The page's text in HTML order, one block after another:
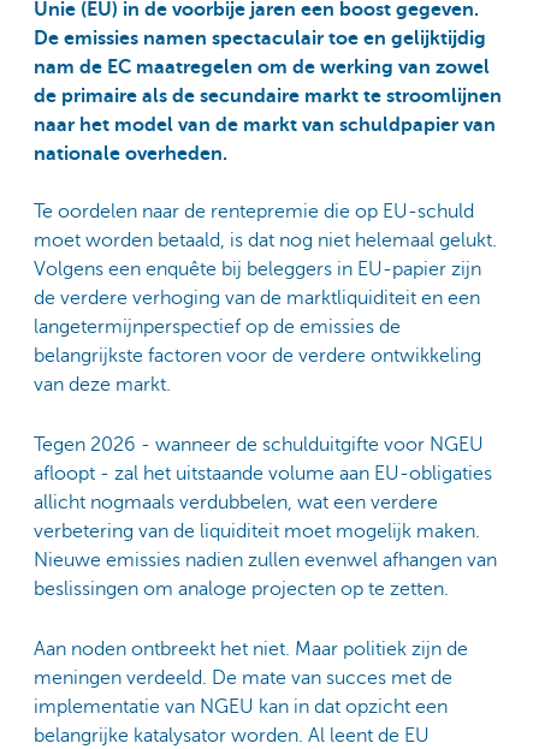
Unie (EU) in de voorbije jaren een boost gegeven.
De emissies namen spectaculair toe en gelijktijdig
nam de EC maatregelen om de werking van zowel
de primaire als de secundaire markt te stroomlijnen
naar het model van de markt van schuldpapier van
nationale overheden.
Te oordelen naar de rentepremie die op EU-schuld
moet worden betaald, is dat nog niet helemaal gelukt.
Volgens een enquête bij beleggers in EU-papier zijn
de verdere verhoging van de marktliquiditeit en een
langetermijnperspectief op de emissies de
belangrijkste factoren voor de verdere ontwikkeling
van deze markt.
Tegen 2026 - wanneer de schulduitgifte voor NGEU
afloopt - zal het uitstaande volume aan EU-obligaties
allicht nogmaals verdubbelen, wat een verdere
verbetering van de liquiditeit moet mogelijk maken.
Nieuwe emissies nadien zullen evenwel afhangen van
beslissingen om analoge projecten op te zetten.
Aan noden ontbreekt het niet. Maar politiek zijn de
meningen verdeeld. De mate van succes met de
implementatie van NGEU kan in dat opzicht een
belangrijke katalysator worden. Al leent de EU